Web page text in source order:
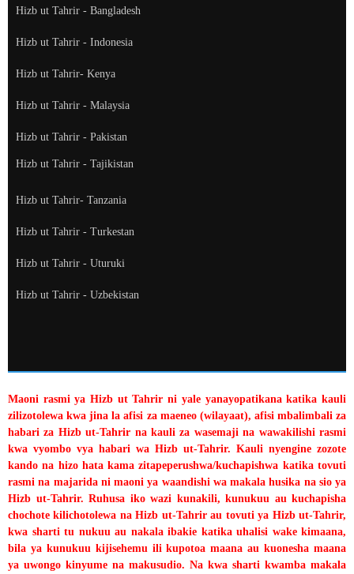
Hizb ut Tahrir - Bangladesh
Hizb ut Tahrir - Indonesia
Hizb ut Tahrir- Kenya
Hizb ut Tahrir - Malaysia
Hizb ut Tahrir - Pakistan
Hizb ut Tahrir - Tajikistan
Hizb ut Tahrir- Tanzania
Hizb ut Tahrir - Turkestan
Hizb ut Tahrir - Uturuki
Hizb ut Tahrir - Uzbekistan
Maoni rasmi ya Hizb ut Tahrir ni yale yanayopatikana katika kauli
zilizotolewa kwa jina la afisi za maeneo (wilayaat), afisi mbalimbali za
habari za Hizb ut-Tahrir na kauli za wasemaji na wawakilishi rasmi
kwa vyombo vya habari wa Hizb ut-Tahrir. Kauli nyengine zozote
kando na hizo hata kama zitapeperushwa/kuchapishwa katika tovuti
rasmi na majarida ni maoni ya waandishi wa makala husika na sio ya
Hizb ut-Tahrir. Ruhusa iko wazi kunakili, kunukuu au kuchapisha
chochote kilichotolewa na Hizb ut-Tahrir au tovuti ya Hizb ut-Tahrir,
kwa sharti tu nukuu au nakala ibakie katika uhalisi wake kimaana,
bila ya kunukuu kijisehemu ili kupotoa maana au kuonesha maana
ya uwongo kinyume na makusudio. Na kwa sharti kwamba makala